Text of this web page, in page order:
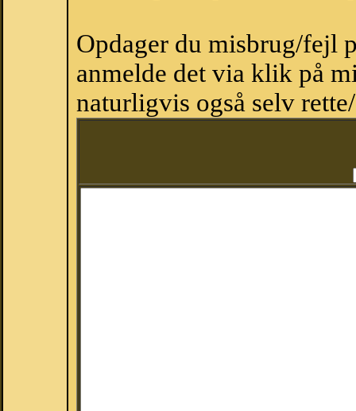
Opdager du misbrug/fejl
anmelde det via klik på
naturligvis også selv